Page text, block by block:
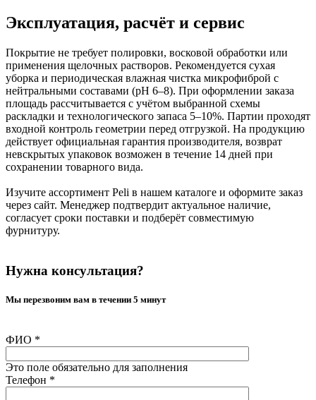
Эксплуатация, расчёт и сервис
Покрытие не требует полировки, восковой обработки или
применения щелочных растворов. Рекомендуется сухая
уборка и периодическая влажная чистка микрофиброй с
нейтральными составами (pH 6–8). При оформлении заказа
площадь рассчитывается с учётом выбранной схемы
раскладки и технологического запаса 5–10%. Партии проходят
входной контроль геометрии перед отгрузкой. На продукцию
действует официальная гарантия производителя, возврат
невскрытых упаковок возможен в течение 14 дней при
сохранении товарного вида.
Изучите ассортимент Peli в нашем каталоге и оформите заказ
через сайт. Менеджер подтвердит актуальное наличие,
согласует сроки поставки и подберёт совместимую
фурнитуру.
Нужна консультация?
Мы перезвоним вам в течении 5 минут
ФИО *
Это поле обязательно для заполнения
Телефон *